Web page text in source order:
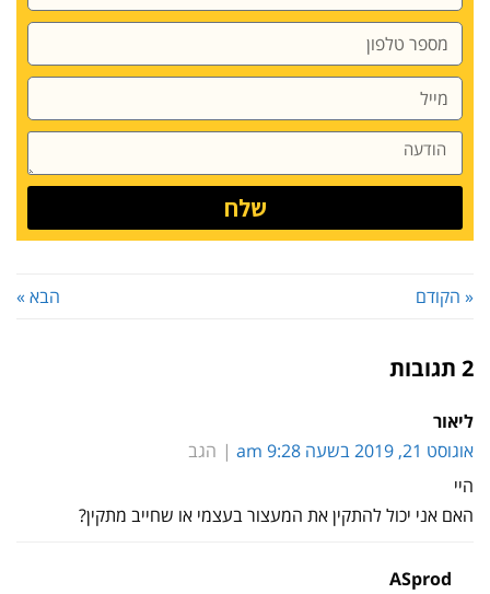
שלח
« הקודם הבא »
2 תגובות
ליאור
אוגוסט 21, 2019 בשעה 9:28 am
הגב
היי
האם אני יכול להתקין את המעצור בעצמי או שחייב מתקין?
ASprod